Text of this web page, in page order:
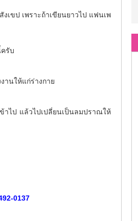
เขป เพราะถ้าเขียนยาวไป แฟนเพ
รับ
นให้แก่ร่างกาย
าไป แล้วไปเปลี่ยนเป็นลมปราณให้
0137